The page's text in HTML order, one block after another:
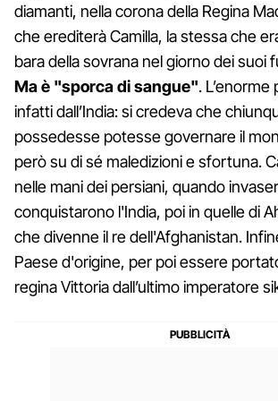
diamanti, nella corona della Regina
che erediterà Camilla, la stessa che
bara della sovrana nel giorno dei suoi
Ma è "sporca di sangue".
infatti dall’India: si credeva che
possedesse potesse governare il
però su di sé maledizioni e sfortuna.
nelle mani dei persiani, quando
conquistarono l'India, poi in quelle di
che divenne il re dell'Afghanistan.
Paese d'origine, per poi essere
regina Vittoria dall’ultimo imperatore